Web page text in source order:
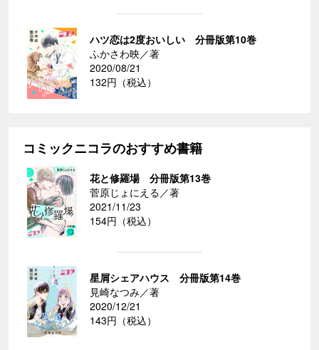
ハツ恋は2度おいしい 分冊版第10巻
ふかさわ映／著
2020/08/21
132円（税込）
コミックニコラのおすすめ書籍
花と修羅場 分冊版第13巻
菅原じょにえる／著
2021/11/23
154円（税込）
星屑シェアハウス 分冊版第14巻
見崎なつみ／著
2020/12/21
143円（税込）